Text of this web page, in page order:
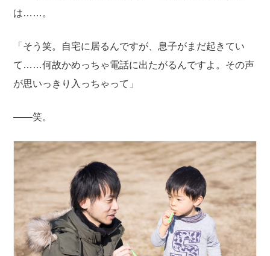
は……。
「そう笑。自宅に居るんですが、息子がまだ起きてい
て……何故かめっちゃ電話に出たがるんですよ。その声
が思いっきり入っちゃって」
——笑。